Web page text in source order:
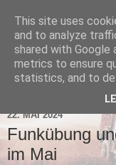
22. MAI 2024
Funkübung
im Mai
This site uses
and to analyze
shared with Google
metrics to ensure
statistics, and to